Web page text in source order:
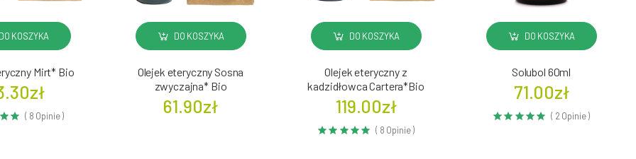
KOSZYKA
Mirt* Bio
( 8 Opinie )
DO KOSZYKA
Olejek eteryczny Sosna
zwyczajna* Bio
61.90zł
DO KOSZYKA
Olejek eteryczny z
kadzidłowca Cartera*Bio
119.00zł
( 8 Opinie )
DO KOSZYKA
Solubol 60ml
71.00zł
( 2 Opinie )